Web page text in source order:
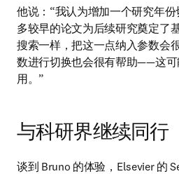
他说：“我认为增加一个研究年
多较早的论文为后续研究奠定了
搜索一样，把这一点纳入参数会
数进行切换也会很有帮助——这
用。”
与科研界继续同行
谈到 Bruno 的体验，Elsevier 的